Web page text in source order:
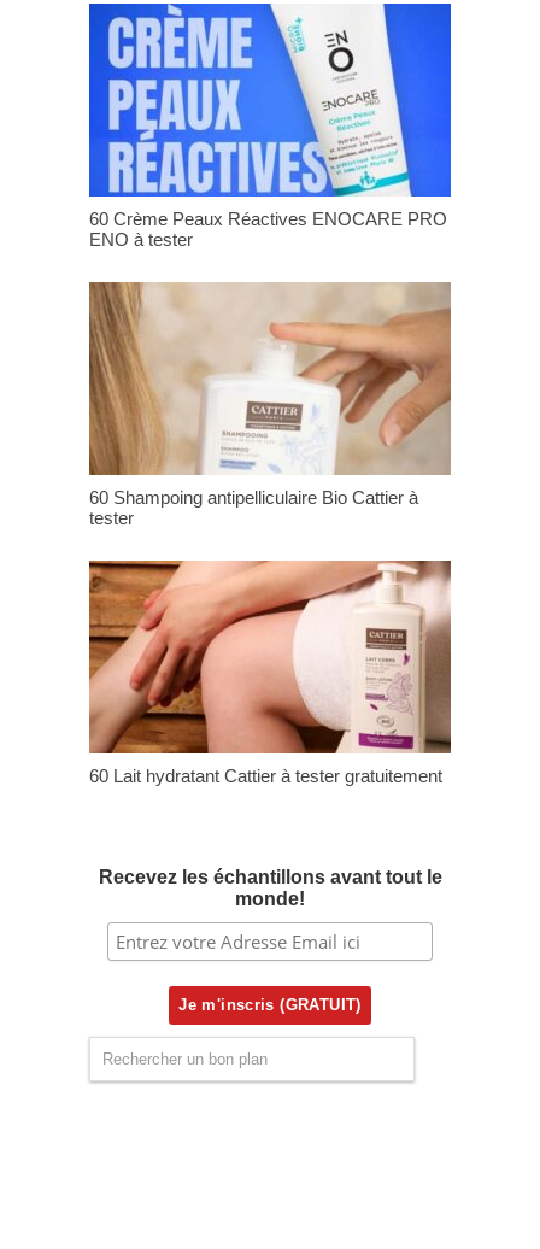
60 Crème Peaux Réactives ENOCARE PRO
ENO à tester
60 Shampoing antipelliculaire Bio Cattier à
tester
60 Lait hydratant Cattier à tester gratuitement
Recevez les échantillons avant tout le
monde!